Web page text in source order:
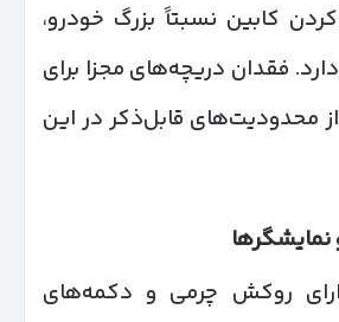
کابین نسبتاً بزرگ خودرو،
فقدان دریچه‌های مجزا برای
محدودیت‌های قابل‌ذکر در این
نمایشگرها
روکش چرمی و دکمه‌های